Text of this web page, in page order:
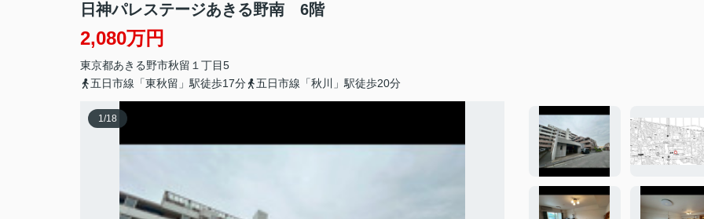
日神パレステージあきる野南 6階
2,080万円
東京都あきる野市秋留 １丁目5
五日市線「東秋留」駅徒歩17分
五日市線「秋川」駅徒歩20分
1/18